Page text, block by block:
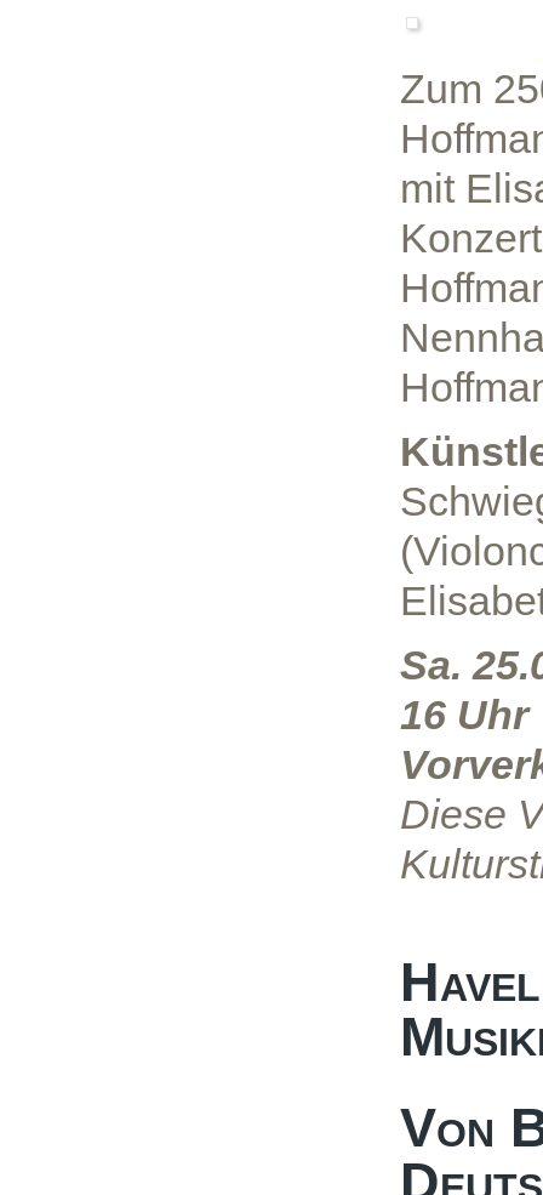
Zum
mit
Sa.
16 Uhr
Diese
Von